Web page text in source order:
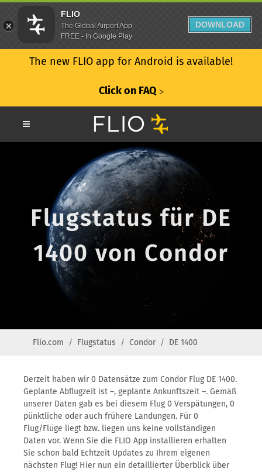
The new FLIO app for Android is available!
Click on FAQ ᐳ
Flugstatus für DE
1400 von Condor
Flio.com Flugstatus Condor DE 1400
Derzeit haben wir 0 Datensätze zum Condor Flug DE 1400.
Geplante Abflugzeit ist –, geplante Ankunftszeit –. Gemäß
unserer Daten gab es bei diesem Flug 0 Verspätungen, 0
pünktliche oder auch frühere Landungen. Für 0
Flug/Flüge liegt bzw. liegen uns keine vollständigen
Daten vor. Wenn Sie die FLIO App installieren erhalten
Sie schon bald Echtzeit Updates zu Ihrem eigenen
nächsten Flug! Hier nun ein detaillierter Überblick über
FLIO
The Global Airport App
FREE - In Google Play
DOWNLOAD